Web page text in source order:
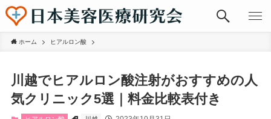
ホーム ヒアルロン酸
川越でヒアルロン酸注射がおすすめの人
気クリニック5選｜料金比較表付き